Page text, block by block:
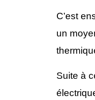
C’est
un
Suite à